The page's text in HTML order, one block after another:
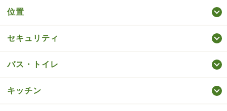
位置
セキュリティ
バス・トイレ
キッチン